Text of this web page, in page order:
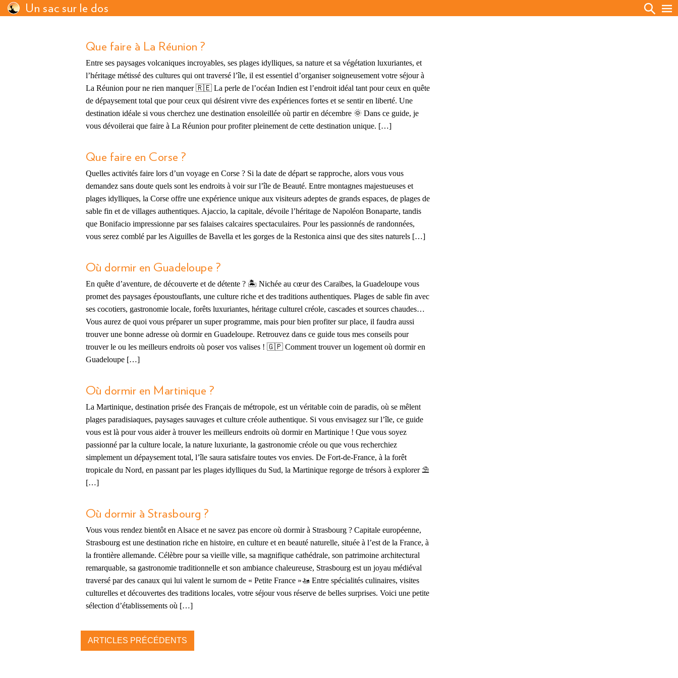
Un sac sur le dos
Que faire à La Réunion ?
Entre ses paysages volcaniques incroyables, ses plages idylliques, sa nature et sa végétation luxuriantes, et
l’héritage métissé des cultures qui ont traversé l’île, il est essentiel d’organiser soigneusement votre séjour à
La Réunion pour ne rien manquer 🇷🇪 La perle de l’océan Indien est l’endroit idéal tant pour ceux en quête
de dépaysement total que pour ceux qui désirent vivre des expériences fortes et se sentir en liberté. Une
destination idéale si vous cherchez une destination ensoleillée où partir en décembre 🌞 Dans ce guide, je
vous dévoilerai que faire à La Réunion pour profiter pleinement de cette destination unique. […]
Que faire en Corse ?
Quelles activités faire lors d’un voyage en Corse ? Si la date de départ se rapproche, alors vous vous
demandez sans doute quels sont les endroits à voir sur l’île de Beauté. Entre montagnes majestueuses et
plages idylliques, la Corse offre une expérience unique aux visiteurs adeptes de grands espaces, de plages de
sable fin et de villages authentiques. Ajaccio, la capitale, dévoile l’héritage de Napoléon Bonaparte, tandis
que Bonifacio impressionne par ses falaises calcaires spectaculaires. Pour les passionnés de randonnées,
vous serez comblé par les Aiguilles de Bavella et les gorges de la Restonica ainsi que des sites naturels […]
Où dormir en Guadeloupe ?
En quête d’aventure, de découverte et de détente ? 🏝️ Nichée au cœur des Caraïbes, la Guadeloupe vous
promet des paysages époustouflants, une culture riche et des traditions authentiques. Plages de sable fin avec
ses cocotiers, gastronomie locale, forêts luxuriantes, héritage culturel créole, cascades et sources chaudes…
Vous aurez de quoi vous préparer un super programme, mais pour bien profiter sur place, il faudra aussi
trouver une bonne adresse où dormir en Guadeloupe. Retrouvez dans ce guide tous mes conseils pour
trouver le ou les meilleurs endroits où poser vos valises ! 🇬🇵 Comment trouver un logement où dormir en
Guadeloupe […]
Où dormir en Martinique ?
La Martinique, destination prisée des Français de métropole, est un véritable coin de paradis, où se mêlent
plages paradisiaques, paysages sauvages et culture créole authentique. Si vous envisagez sur l’île, ce guide
vous est là pour vous aider à trouver les meilleurs endroits où dormir en Martinique ! Que vous soyez
passionné par la culture locale, la nature luxuriante, la gastronomie créole ou que vous recherchiez
simplement un dépaysement total, l’île saura satisfaire toutes vos envies. De Fort-de-France, à la forêt
tropicale du Nord, en passant par les plages idylliques du Sud, la Martinique regorge de trésors à explorer ⛱️
[…]
Où dormir à Strasbourg ?
Vous vous rendez bientôt en Alsace et ne savez pas encore où dormir à Strasbourg ? Capitale européenne,
Strasbourg est une destination riche en histoire, en culture et en beauté naturelle, située à l’est de la France, à
la frontière allemande. Célèbre pour sa vieille ville, sa magnifique cathédrale, son patrimoine architectural
remarquable, sa gastronomie traditionnelle et son ambiance chaleureuse, Strasbourg est un joyau médiéval
traversé par des canaux qui lui valent le surnom de « Petite France »🚤 Entre spécialités culinaires, visites
culturelles et découvertes des traditions locales, votre séjour vous réserve de belles surprises. Voici une petite
sélection d’établissements où […]
ARTICLES PRÉCÉDENTS